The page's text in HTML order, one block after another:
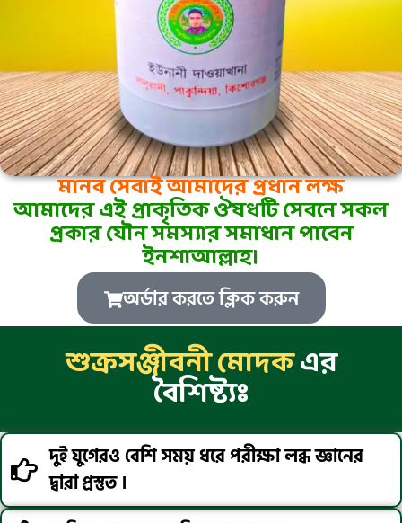
মানব সেবাই আমাদের প্রধান লক্ষ
আমাদের এই প্রাকৃতিক ঔষধটি সেবনে সকল
প্রকার যৌন সমস্যার সমাধান পাবেন
ইনশাআল্লাহ।
অর্ডার করতে ক্লিক করুন
শুক্রসঞ্জীবনী মোদকএর
বৈশিষ্ট্যঃ
দুই যুগেরও বেশি সময় ধরে পরীক্ষা লব্ধ জ্ঞানের
দ্বারা প্রস্তুত ।